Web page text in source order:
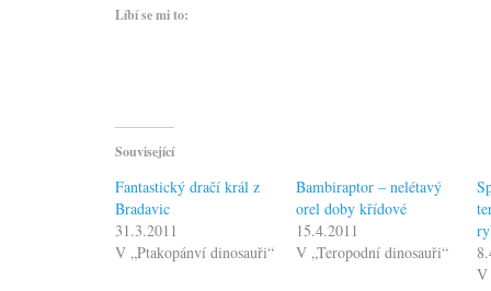
Líbí se mi to:
Související
Fantastický dračí král z
Bradavic
31.3.2011
V „Ptakopánví dinosauři“
Bambiraptor – nelétavý
orel doby křídové
15.4.2011
V „Teropodní dinosauři“
V